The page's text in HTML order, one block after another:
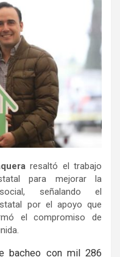
resaltó el trabajo
para mejorar la
señalando el
por el apoyo que
el compromiso de
bacheo con mil 286